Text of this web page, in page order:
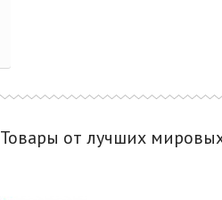
Товары от лучших